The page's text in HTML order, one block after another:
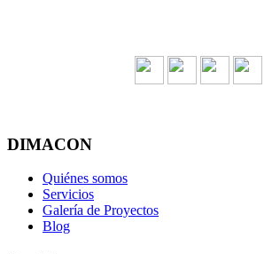
DIMACON
Quiénes somos
Servicios
Galería de Proyectos
Blog